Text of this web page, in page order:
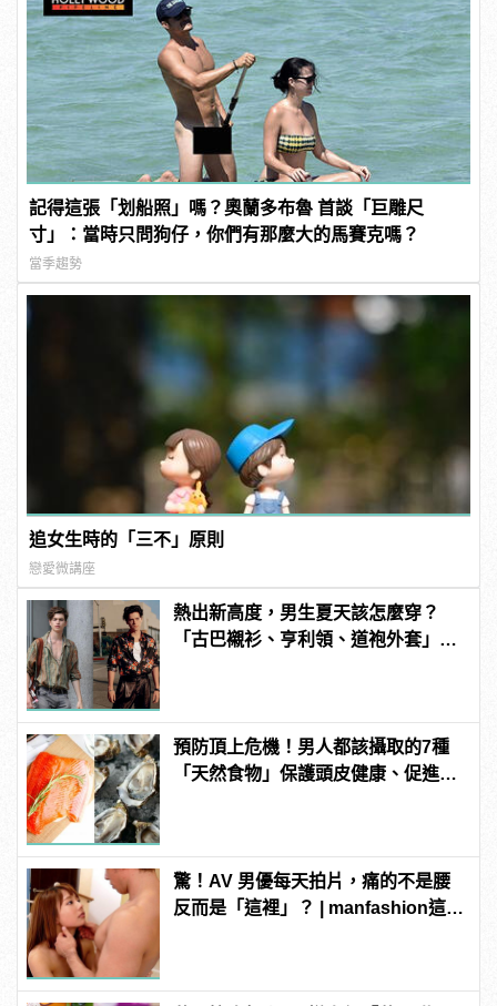
記得這張「划船照」嗎？奧蘭多布魯 首談「巨雕尺
寸」：當時只問狗仔，你們有那麼大的馬賽克嗎？
當季趨勢
追女生時的「三不」原則
戀愛微講座
熱出新高度，男生夏天該怎麼穿？
「古巴襯衫、亨利領、道袍外套」3
預防頂上危機！男人都該攝取的7種
「天然食物」保護頭皮健康、促進生
驚！AV 男優每天拍片，痛的不是腰
反而是「這裡」？ | manfashion這樣